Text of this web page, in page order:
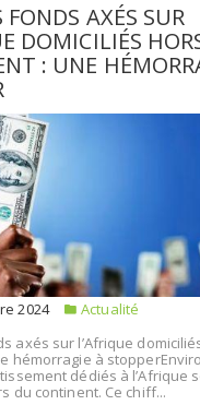
FONDS AXÉS SUR
DOMICILIÉS
: UNE
2024
Actualité
axés sur l’Afrique
hémorragie à
dédiés à l’Afrique
du continent. Ce chiff...